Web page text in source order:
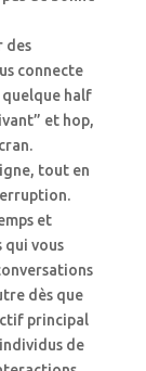
des
connecte
quelque half
et hop,
tout en
et
vous
dès que
principal
de